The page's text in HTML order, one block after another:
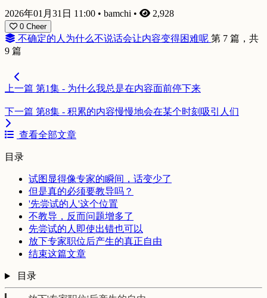
2026年01月31日 11:00 • bamchi • 2,928
0 Cheer
不确定的人为什么不说话会让内容变得困难呢 第 7 篇，共
9 篇
上一篇 第1集 - 为什么我总是在内容面前停下来
下一篇 第8集 - 积累的内容慢慢地会在某个时刻吸引人们
查看全部文章
目录
试图显得像专家的瞬间，话变少了
但是真的必须要教导吗？
'先尝试的人'这个位置
不教导，反而问题增多了
先尝试的人即使出错也可以
放下专家职位后产生的真正自由
结束这篇文章
目录